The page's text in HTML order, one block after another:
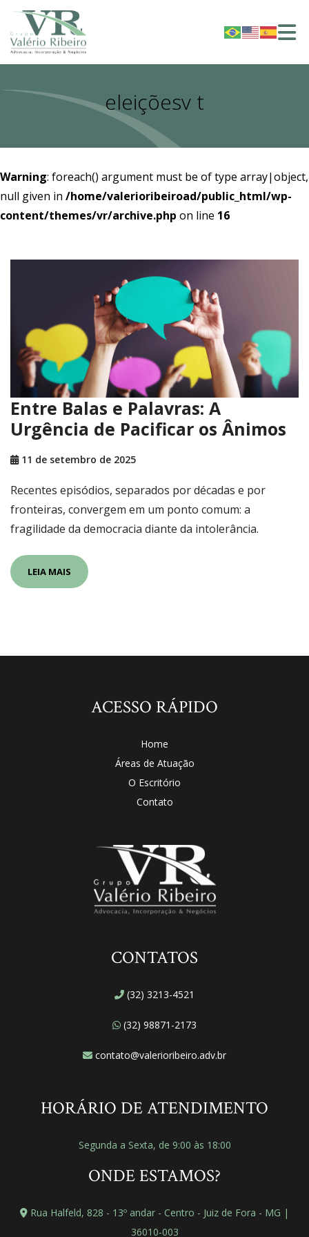
eleiçõesv t
Warning: foreach() argument must be of type array|object,
null given in /home/valerioribeiroad/public_html/wp-
content/themes/vr/archive.php on line 16
Entre Balas e Palavras: A
Urgência de Pacificar os Ânimos
11 de setembro de 2025
Recentes episódios, separados por décadas e por
fronteiras, convergem em um ponto comum: a
fragilidade da democracia diante da intolerância.
LEIA MAIS
ACESSO RÁPIDO
Home
Áreas de Atuação
O Escritório
Contato
CONTATOS
(32) 3213-4521
(32) 98871-2173
contato@valerioribeiro.adv.br
HORÁRIO DE ATENDIMENTO
Segunda a Sexta, de 9:00 às 18:00
ONDE ESTAMOS?
Rua Halfeld, 828 - 13º andar - Centro - Juiz de Fora - MG |
36010-003